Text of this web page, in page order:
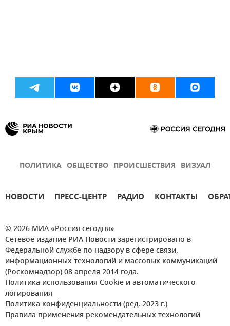
ПОЛИТИКА ОБЩЕСТВО ПРОИСШЕСТВИЯ ВИЗУАЛ
НОВОСТИ ПРЕСС-ЦЕНТР РАДИО КОНТАКТЫ
© 2026 МИА «Россия сегодня»
Сетевое издание РИА Новости зарегистрировано в
Федеральной службе по надзору в сфере связи,
информационных технологий и массовых коммуникаций
(Роскомнадзор) 08 апреля 2014 года.
Политика использования Cookie и автоматического
логирования
Политика конфиденциальности (ред. 2023 г.)
Правила применения рекомендательных технологий